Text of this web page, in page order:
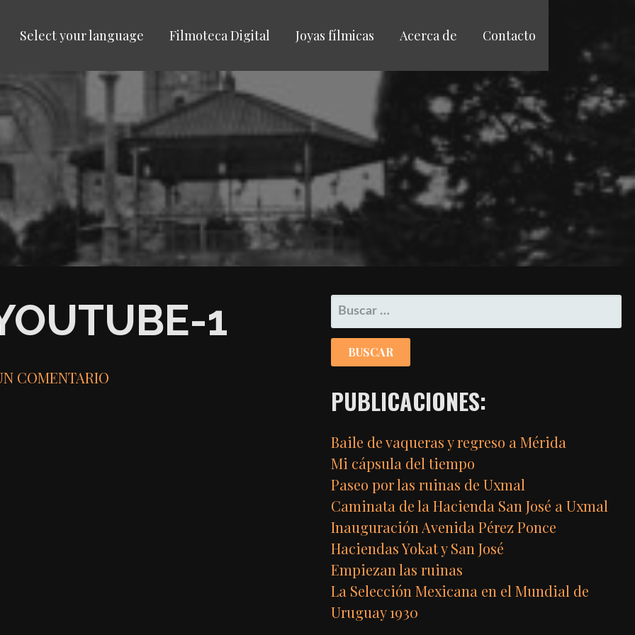
Select your language Filmoteca Digital Joyas fílmicas Acerca de Contacto
1
COMENTARIO
BUSCAR:
PUBLICACIONES:
Baile de vaqueras y regreso a Mérida
Mi cápsula del tiempo
Paseo por las ruinas de Uxmal
Caminata de la Hacienda San José a Uxmal
Inauguración Avenida Pérez Ponce
Haciendas Yokat y San José
Empiezan las ruinas
La Selección Mexicana en el Mundial de
Uruguay 1930